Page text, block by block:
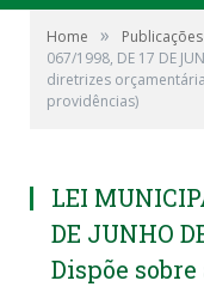
Home »
067/1998, DE 17 DE
diretrizes
providências)
LEI
DE JUNHO
Dispõe